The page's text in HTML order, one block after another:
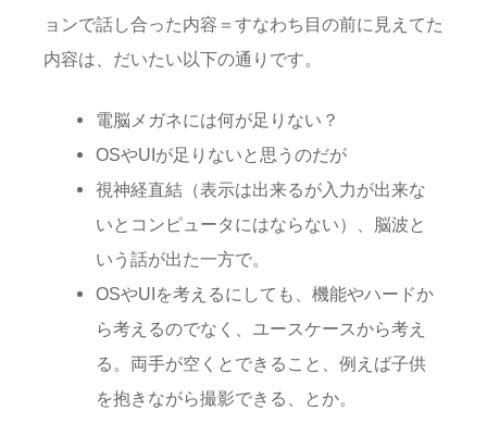
ョンで話し合った内容＝すなわち目の前に見えてた
内容は、だいたい以下の通りです。
電脳メガネには何が足りない？
OSやUIが足りないと思うのだが
視神経直結（表示は出来るが入力が出来な
いとコンピュータにはならない）、脳波と
いう話が出た一方で。
OSやUIを考えるにしても、機能やハードか
ら考えるのでなく、ユースケースから考え
る。両手が空くとできること、例えば子供
を抱きながら撮影できる、とか。